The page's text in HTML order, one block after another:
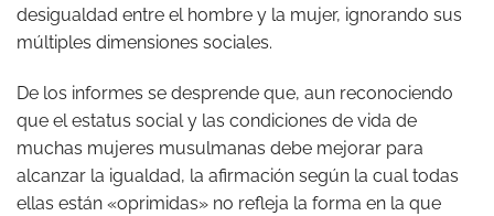
desigualdad entre el hombre y la mujer, ignorando sus
múltiples dimensiones sociales.
De los informes se desprende que, aun reconociendo
que el estatus social y las condiciones de vida de
muchas mujeres musulmanas debe mejorar para
alcanzar la igualdad, la afirmación según la cual todas
ellas están «oprimidas» no refleja la forma en la que